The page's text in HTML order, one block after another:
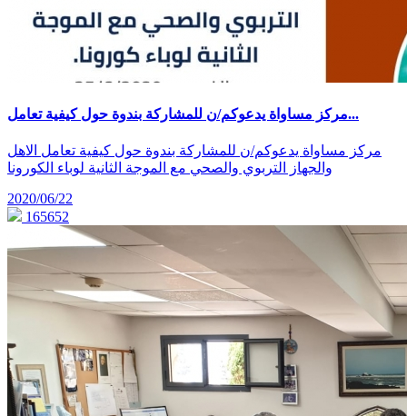
مركز مساواة يدعوكم/ن للمشاركة بندوة حول كيفية تعامل...
مركز مساواة يدعوكم/ن للمشاركة بندوة حول كيفية تعامل الاهل
والجهاز التربوي والصحي مع الموجة الثانية لوباء الكورونا
2020/06/22
165652